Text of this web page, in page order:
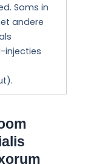
Soms in
andere
injecties